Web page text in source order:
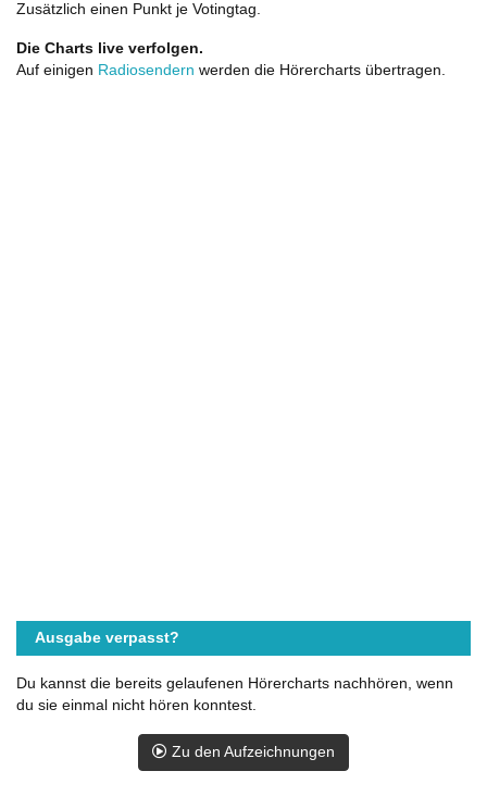
Zusätzlich einen Punkt je Votingtag.
Die Charts live verfolgen.
Auf einigen Radiosendern werden die Hörercharts übertragen.
Ausgabe verpasst?
Du kannst die bereits gelaufenen Hörercharts nachhören, wenn
du sie einmal nicht hören konntest.
Zu den Aufzeichnungen